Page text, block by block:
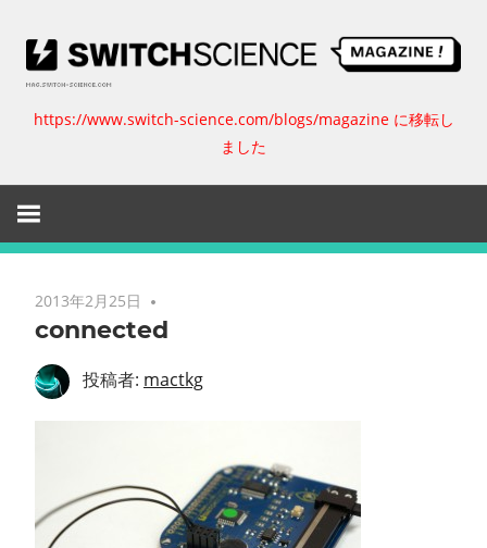
ッ
ス
イ
ッ
エ
ン
https://www.switch-science.com/blogs/magazine に移転し
ました
2013年2月25日
connected
投稿者: mactkg